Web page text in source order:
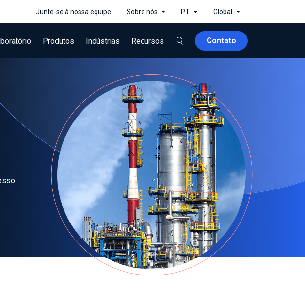
Junte-se à nossa equipe Sobre nós PT Global
Produtos Indústrias Recursos Contato